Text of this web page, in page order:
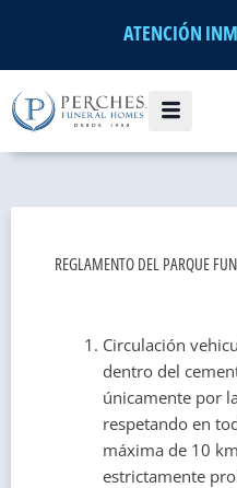
ATENCIÓN
REGLAMENTO DEL PARQUE
Circulación
dentro del
únicamente por
respetando en
máxima de 10
estrictamente